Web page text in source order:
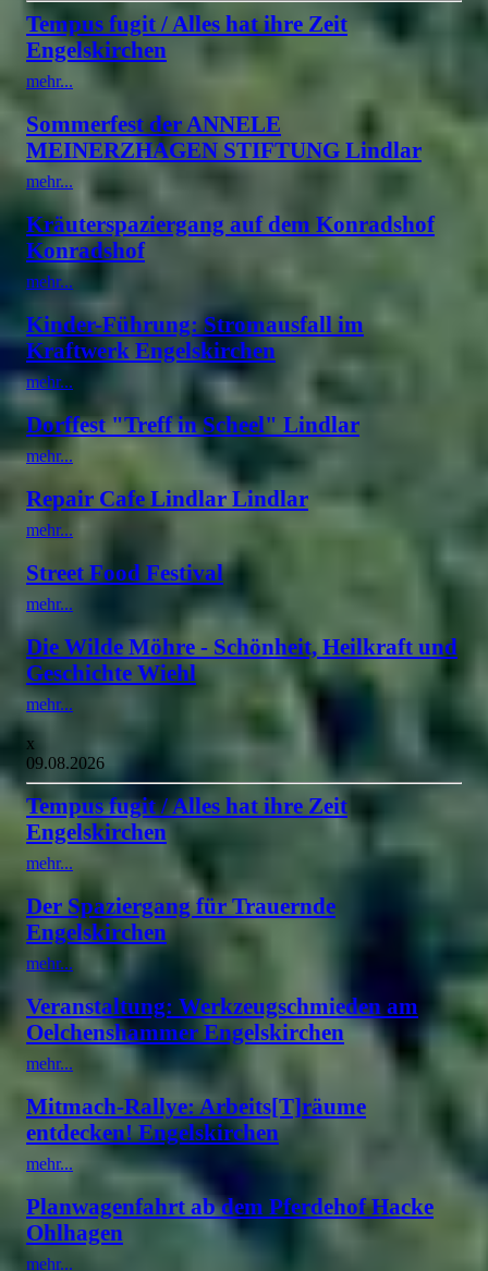
Tempus fugit / Alles hat ihre Zeit
Engelskirchen
mehr...
Sommerfest der ANNELE
MEINERZHAGEN STIFTUNG Lindlar
mehr...
Kräuterspaziergang auf dem Konradshof
Konradshof
mehr...
Kinder-Führung: Stromausfall im
Kraftwerk Engelskirchen
mehr...
Dorffest "Treff in Scheel" Lindlar
mehr...
Repair Cafe Lindlar Lindlar
mehr...
Street Food Festival
mehr...
Die Wilde Möhre - Schönheit, Heilkraft und
Geschichte Wiehl
mehr...
x
09.08.2026
Tempus fugit / Alles hat ihre Zeit
Engelskirchen
mehr...
Der Spaziergang für Trauernde
Engelskirchen
mehr...
Veranstaltung: Werkzeugschmieden am
Oelchenshammer Engelskirchen
mehr...
Mitmach-Rallye: Arbeits[T]räume
entdecken! Engelskirchen
mehr...
Planwagenfahrt ab dem Pferdehof Hacke
Ohlhagen
mehr...